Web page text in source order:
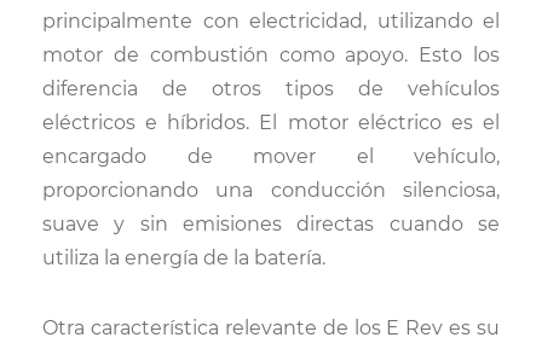
principalmente con electricidad, utilizando el
motor de combustión como apoyo. Esto los
diferencia de otros tipos de vehículos
eléctricos e híbridos. El motor eléctrico es el
encargado de mover el vehículo,
proporcionando una conducción silenciosa,
suave y sin emisiones directas cuando se
utiliza la energía de la batería.
Otra característica relevante de los E Rev es su